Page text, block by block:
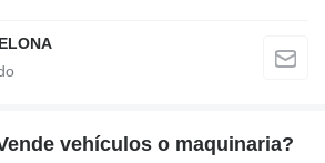
vehículos o maquinaria?